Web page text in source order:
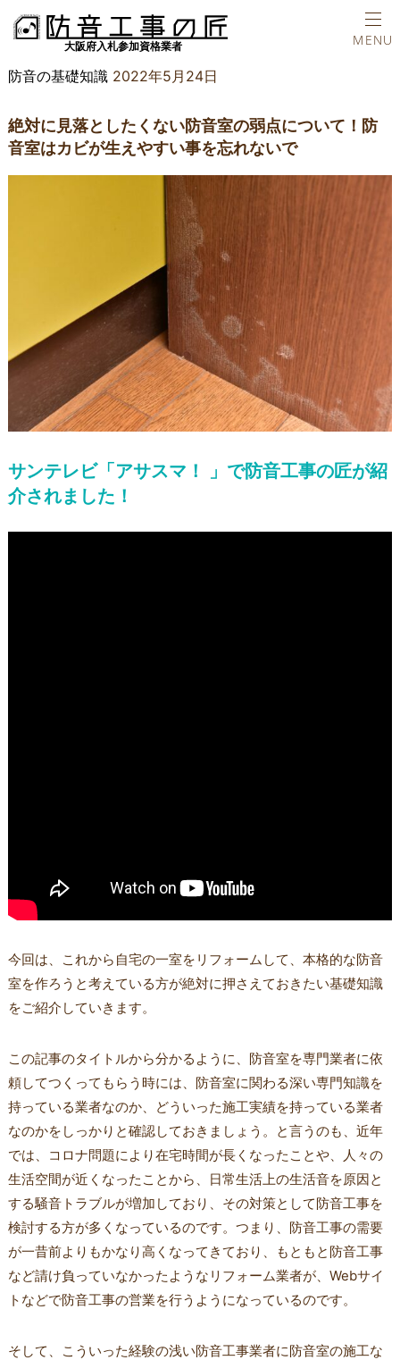
MENU
防音の基礎知識 2022年5月24日
絶対に見落としたくない防音室の弱点について！防
音室はカビが生えやすい事を忘れないで
サンテレビ「アサスマ！ 」で防音工事の匠が紹
介されました！
今回は、これから自宅の一室をリフォームして、本格的な防音
室を作ろうと考えている方が絶対に押さえておきたい基礎知識
をご紹介していきます。
この記事のタイトルから分かるように、防音室を専門業者に依
頼してつくってもらう時には、防音室に関わる深い専門知識を
持っている業者なのか、どういった施工実績を持っている業者
なのかをしっかりと確認しておきましょう。と言うのも、近年
では、コロナ問題により在宅時間が長くなったことや、人々の
生活空間が近くなったことから、日常生活上の生活音を原因と
する騒音トラブルが増加しており、その対策として防音工事を
検討する方が多くなっているのです。つまり、防音工事の需要
が一昔前よりもかなり高くなってきており、もともと防音工事
など請け負っていなかったようなリフォーム業者が、Webサイ
トなどで防音工事の営業を行うようになっているのです。
そして、こういった経験の浅い防音工事業者に防音室の施工な